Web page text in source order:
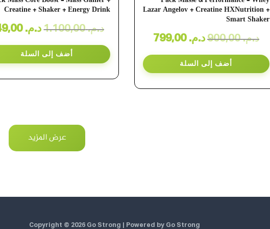
Creatine + Shaker + Energy Drink
د.م.1.100,00 د.م. 949,00
أضف إلى السلة
Lazar Angelov + Creatine HXNutrition +
Smart Shaker
د.م.900,00 د.م. 799,00
أضف إلى السلة
عرض المزيد
Copyright © 2026 Go Strong | Powered by Go Strong